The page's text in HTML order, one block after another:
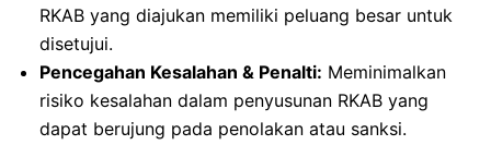
RKAB yang diajukan memiliki peluang besar untuk
disetujui.
Pencegahan Kesalahan & Penalti: Meminimalkan
risiko kesalahan dalam penyusunan RKAB yang
dapat berujung pada penolakan atau sanksi.